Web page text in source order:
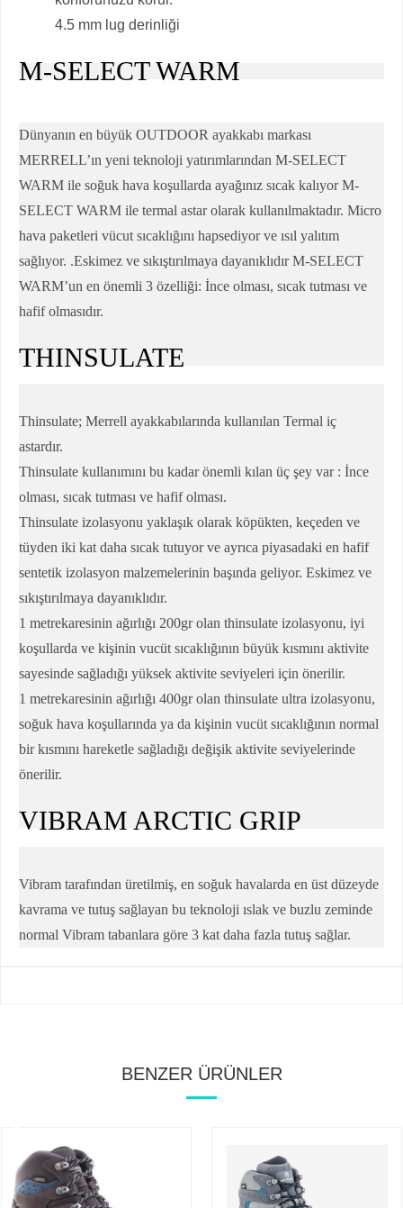
4.5 mm lug derinliği
M-SELECT WARM
Dünyanın en büyük OUTDOOR ayakkabı markası
MERRELL’ın yeni teknoloji yatırımlarından M-SELECT
WARM ile soğuk hava koşullarda ayağınız sıcak kalıyor M-
SELECT WARM ile termal astar olarak kullanılmaktadır. Micro
hava paketleri vücut sıcaklığını hapsediyor ve ısıl yalıtım
sağlıyor. .Eskimez ve sıkıştırılmaya dayanıklıdır M-SELECT
WARM’un en önemli 3 özelliği: İnce olması, sıcak tutması ve
hafif olmasıdır.
THINSULATE
Thinsulate; Merrell ayakkabılarında kullanılan Termal iç
astardır.
Thinsulate kullanımını bu kadar önemli kılan üç şey var : İnce
olması, sıcak tutması ve hafif olması.
Thinsulate izolasyonu yaklaşık olarak köpükten, keçeden ve
tüyden iki kat daha sıcak tutuyor ve ayrıca piyasadaki en hafif
sentetik izolasyon malzemelerinin başında geliyor. Eskimez ve
sıkıştırılmaya dayanıklıdır.
1 metrekaresinin ağırlığı 200gr olan thinsulate izolasyonu, iyi
koşullarda ve kişinin vucüt sıcaklığının büyük kısmını aktivite
sayesinde sağladığı yüksek aktivite seviyeleri için önerilir.
1 metrekaresinin ağırlığı 400gr olan thinsulate ultra izolasyonu,
soğuk hava koşullarında ya da kişinin vucüt sıcaklığının normal
bir kısmını hareketle sağladığı değişik aktivite seviyelerinde
önerilir.
VIBRAM ARCTIC GRIP
Vibram tarafından üretilmiş, en soğuk havalarda en üst düzeyde
kavrama ve tutuş sağlayan bu teknoloji ıslak ve buzlu zeminde
normal Vibram tabanlara göre 3 kat daha fazla tutuş sağlar.
BENZER ÜRÜNLER